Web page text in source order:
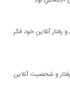
آنلاین خود فکر
و شخصیت آنلاین